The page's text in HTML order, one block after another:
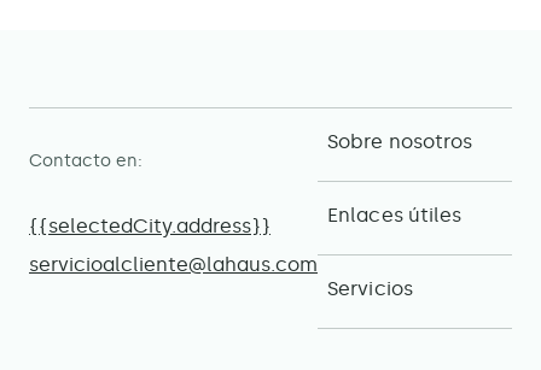
Contacto en:
{{selectedCity.address}}
servicioalcliente@lahaus.com
Sobre nosotros
Enlaces útiles
Servicios